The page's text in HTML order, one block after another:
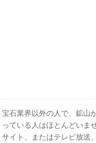
宝石業界以外の人で、鉱山
っている人はほとんどいま
サイト、またはテレビ放送